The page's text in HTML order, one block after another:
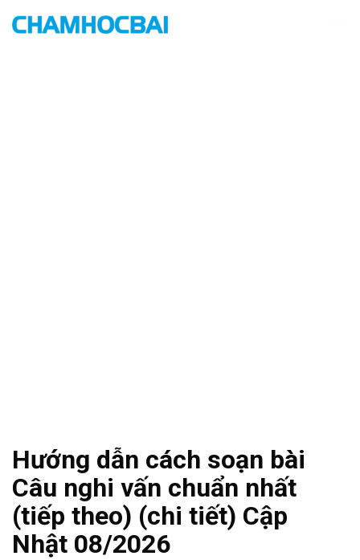
Hướng dẫn cách soạn bài
Câu nghi vấn chuẩn nhất
(tiếp theo) (chi tiết) Cập
Nhật 08/2026